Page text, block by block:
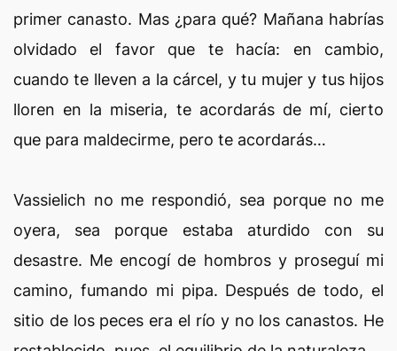
primer canasto. Mas ¿para qué? Mañana habrías
olvidado el favor que te hacía: en cambio,
cuando te lleven a la cárcel, y tu mujer y tus hijos
lloren en la miseria, te acordarás de mí, cierto
que para maldecirme, pero te acordarás…
Vassielich no me respondió, sea porque no me
oyera, sea porque estaba aturdido con su
desastre. Me encogí de hombros y proseguí mi
camino, fumando mi pipa. Después de todo, el
sitio de los peces era el río y no los canastos. He